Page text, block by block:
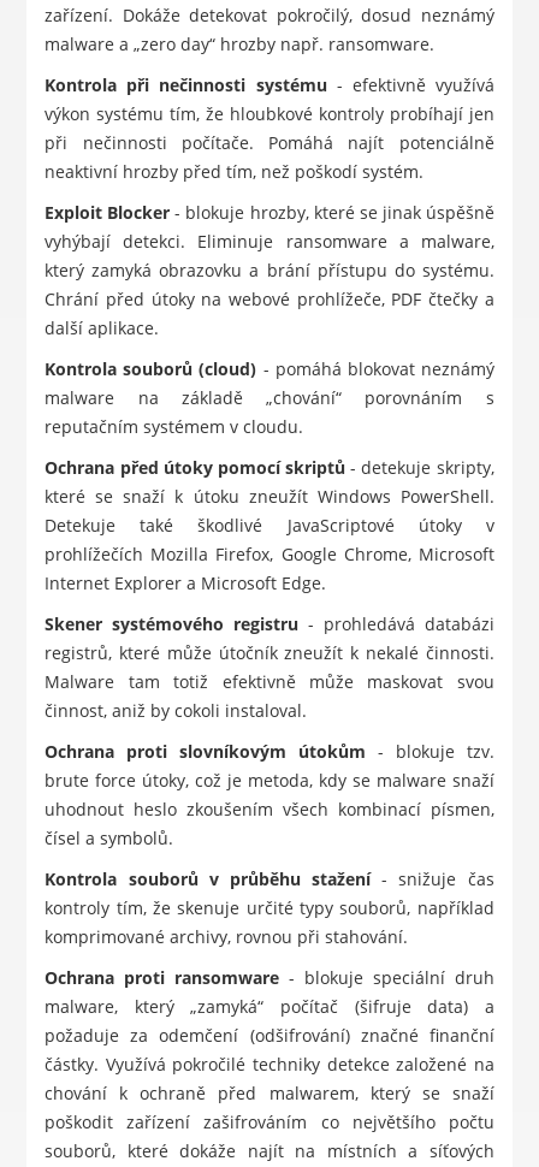
zařízení. Dokáže detekovat pokročilý, dosud neznámý
malware a „zero day“ hrozby např. ransomware.
Kontrola při nečinnosti systému - efektivně využívá
výkon systému tím, že hloubkové kontroly probíhají jen
při nečinnosti počítače. Pomáhá najít potenciálně
neaktivní hrozby před tím, než poškodí systém.
Exploit Blocker - blokuje hrozby, které se jinak úspěšně
vyhýbají detekci. Eliminuje ransomware a malware,
který zamyká obrazovku a brání přístupu do systému.
Chrání před útoky na webové prohlížeče, PDF čtečky a
další aplikace.
Kontrola souborů (cloud) - pomáhá blokovat neznámý
malware na základě „chování“ porovnáním s
reputačním systémem v cloudu.
Ochrana před útoky pomocí skriptů - detekuje skripty,
které se snaží k útoku zneužít Windows PowerShell.
Detekuje také škodlivé JavaScriptové útoky v
prohlížečích Mozilla Firefox, Google Chrome, Microsoft
Internet Explorer a Microsoft Edge.
Skener systémového registru - prohledává databázi
registrů, které může útočník zneužít k nekalé činnosti.
Malware tam totiž efektivně může maskovat svou
činnost, aniž by cokoli instaloval.
Ochrana proti slovníkovým útokům - blokuje tzv.
brute force útoky, což je metoda, kdy se malware snaží
uhodnout heslo zkoušením všech kombinací písmen,
čísel a symbolů.
Kontrola souborů v průběhu stažení- snižuje čas
kontroly tím, že skenuje určité typy souborů, například
komprimované archivy, rovnou při stahování.
Ochrana proti ransomware - blokuje speciální druh
malware, který „zamyká“ počítač (šifruje data) a
požaduje za odemčení (odšifrování) značné finanční
částky. Využívá pokročilé techniky detekce založené na
chování k ochraně před malwarem, který se snaží
poškodit zařízení zašifrováním co největšího počtu
souborů, které dokáže najít na místních a síťových